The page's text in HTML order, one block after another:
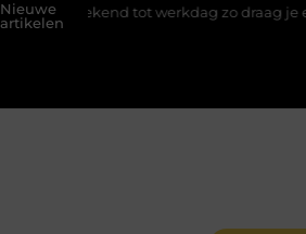
Nieuwe
artikelen
tot werkdag zo draag je een polo